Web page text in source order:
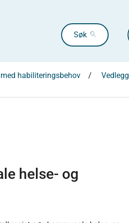
Søk
habiliteringsbehov Vedlegg
helse- og